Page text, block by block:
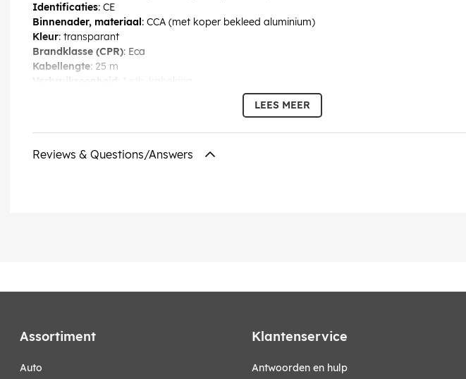
Identificaties: CE
Binnenader, materiaal : CCA (met koper bekleed aluminium)
Kleur: transparant
Brandklasse (CPR): Eca
Kabellengte: 25 m
Verbruikseenheid : 1 stk. kabelring
LEES MEER
Reviews & Questions/Answers
Assortiment
auto
Klantenservice
Antwoorden en hulp